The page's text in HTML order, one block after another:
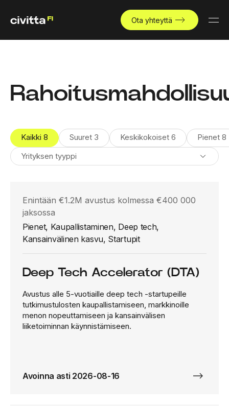
Ota yhteyttä
Kaikki 8 Suuret 3 Keskikokoiset 6 Pienet 8
Yrityksen tyyppi
Enintään €1.2M avustus kolmessa €400 000
jaksossa
Pienet, Kaupallistaminen, Deep tech,
Kansainvälinen kasvu, Startupit
Deep Tech Accelerator (DTA)
Avustus alle 5-vuotiaille deep tech -startupeille
tutkimustulosten kaupallistamiseen, markkinoille
menon nopeuttamiseen ja kansainvälisen
liiketoiminnan käynnistämiseen.
Avoinna asti 2026-08-16